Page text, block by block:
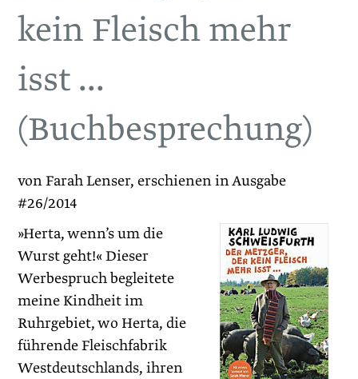
kein Fleisch mehr
isst ...
(Buchbesprechung)
von Farah Lenser, erschienen in Ausgabe
#26/2014
»Herta, wenn’s um die
Wurst geht!« Dieser
Werbespruch begleitete
meine Kindheit im
Ruhrgebiet, wo Herta, die
führende Fleischfabrik
Westdeutschlands, ihren